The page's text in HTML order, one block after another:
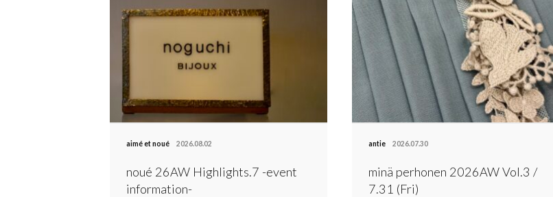
aimé et noué 2026.08.02
noué 26AW Highlights.7 -event
information-
antie 2026.07.30
minä perhonen 2026AW Vol.3 /
7.31 (Fri)